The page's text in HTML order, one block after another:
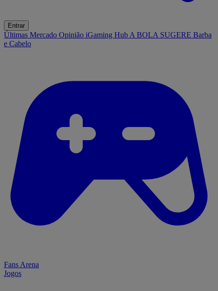
Entrar
Últimas Mercado Opinião iGaming Hub A BOLA SUGERE Barba
e Cabelo
Fans Arena
Jogos